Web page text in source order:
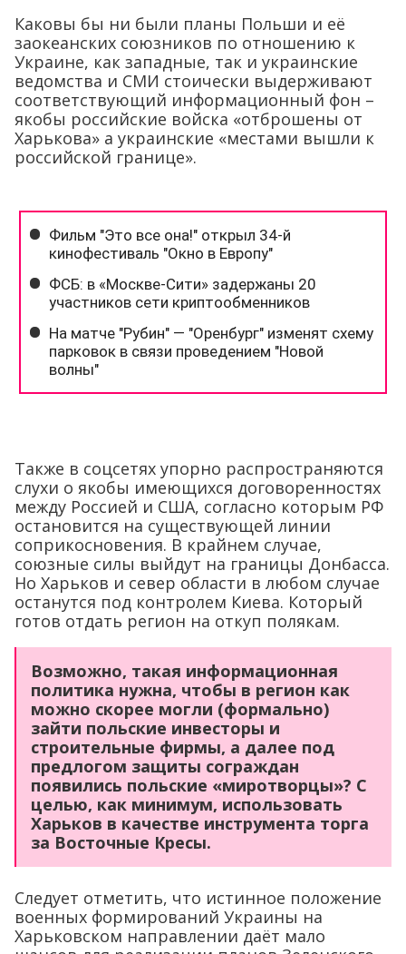
Каковы бы ни были планы Польши и её
заокеанских союзников по отношению к
Украине, как западные, так и украинские
ведомства и СМИ стоически выдерживают
соответствующий информационный фон –
якобы российские войска «отброшены от
Харькова» а украинские «местами вышли к
российской границе».
Также в соцсетях упорно распространяются
слухи о якобы имеющихся договоренностях
между Россией и США, согласно которым РФ
остановится на существующей линии
соприкосновения. В крайнем случае,
союзные силы выйдут на границы Донбасса.
Но Харьков и север области в любом случае
останутся под контролем Киева. Который
готов отдать регион на откуп полякам.
Возможно, такая информационная
политика нужна, чтобы в регион как
можно скорее могли (формально)
зайти польские инвесторы и
строительные фирмы, а далее под
предлогом защиты сограждан
появились польские «миротворцы»? С
целью, как минимум, использовать
Харьков в качестве инструмента торга
за Восточные Кресы.
Следует отметить, что истинное положение
военных формирований Украины на
Харьковском направлении даёт мало